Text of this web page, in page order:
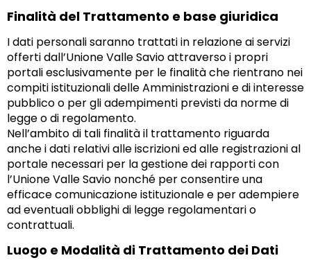
Finalità del Trattamento e base giuridica
I dati personali saranno trattati in relazione ai servizi
offerti dall’Unione Valle Savio attraverso i propri
portali esclusivamente per le finalità che rientrano nei
compiti istituzionali delle Amministrazioni e di interesse
pubblico o per gli adempimenti previsti da norme di
legge o di regolamento.
Nell’ambito di tali finalità il trattamento riguarda
anche i dati relativi alle iscrizioni ed alle registrazioni al
portale necessari per la gestione dei rapporti con
l’Unione Valle Savio nonché per consentire una
efficace comunicazione istituzionale e per adempiere
ad eventuali obblighi di legge regolamentari o
contrattuali.
Luogo e Modalità di Trattamento dei Dati